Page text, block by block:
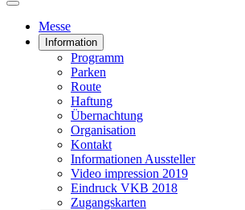
Messe
Information
Programm
Parken
Route
Haftung
Übernachtung
Organisation
Kontakt
Informationen Aussteller
Video impression 2019
Eindruck VKB 2018
Zugangskarten